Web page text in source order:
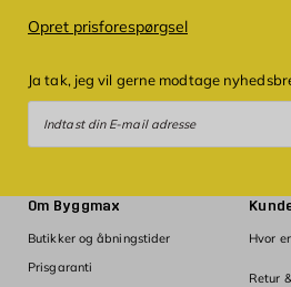
Opret prisforespørgsel
Ja tak, jeg vil gerne modtage
Om Byggmax
Butikker og åbningstider
Prisgaranti
Hvor
Retur